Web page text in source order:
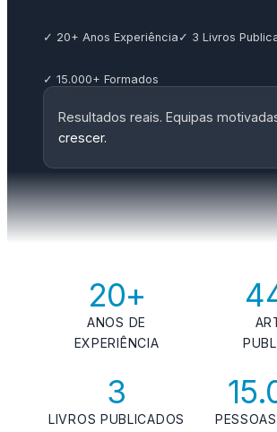
✓ 20+ Anos Experiência ✓ 3 Livros
✓ 15.000+ Formados
Resultados reais. Equipas
crescer.
20+
ANOS DE
EXPERIÊNCIA
3
LIVROS PUBLICADOS